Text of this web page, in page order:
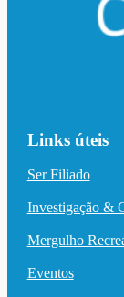
Links úteis
Ser Filiado
Investigação &
Mergulho
Eventos